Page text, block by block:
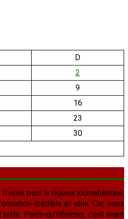
D
2
9
16
23
30
opte pour la rigueur journalistique,
crédible et utile. Car, nous
Parce qu’informer, c’est avant